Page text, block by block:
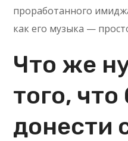
проработанного
как его музыка —
Что же
того, что
донести